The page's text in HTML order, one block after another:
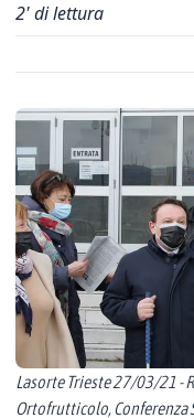
2' di lettura
Lasorte Trieste 27/03/21 -
Ortofrutticolo, Conferenza